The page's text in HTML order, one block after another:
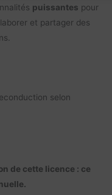
puissantes pour
et partager des
selon
de cette licence : ce